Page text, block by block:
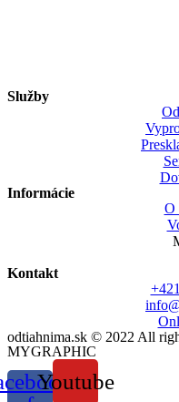
Služby
Informácie
O
Kontakt
odtiahnima.sk © 2022 All
MYGRAPHIC
Youtube